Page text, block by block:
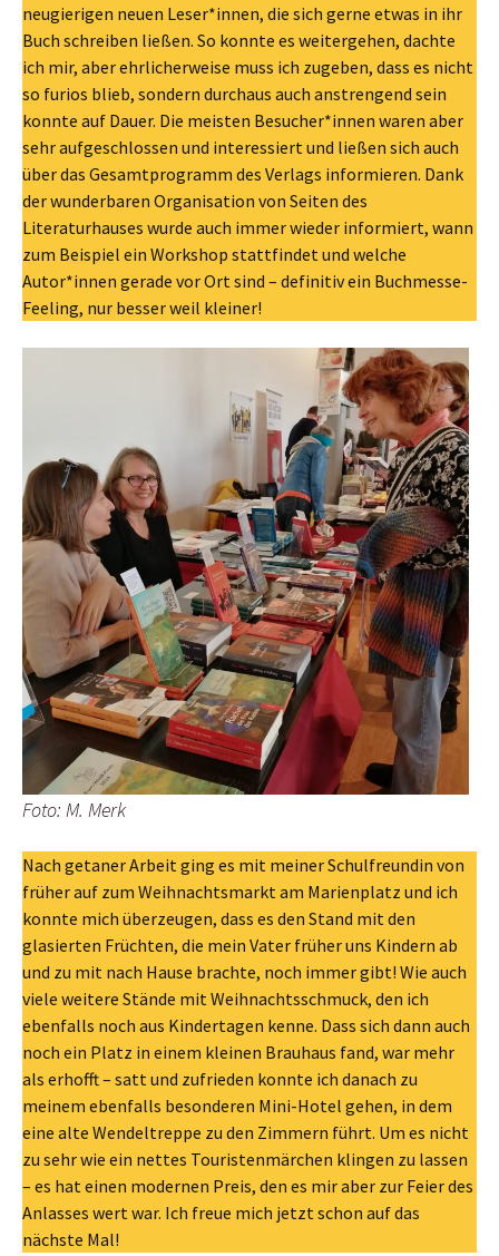
neugierigen neuen Leser*innen, die sich gerne etwas in ihr
Buch schreiben ließen. So konnte es weitergehen, dachte
ich mir, aber ehrlicherweise muss ich zugeben, dass es nicht
so furios blieb, sondern durchaus auch anstrengend sein
konnte auf Dauer. Die meisten Besucher*innen waren aber
sehr aufgeschlossen und interessiert und ließen sich auch
über das Gesamtprogramm des Verlags informieren. Dank
der wunderbaren Organisation von Seiten des
Literaturhauses wurde auch immer wieder informiert, wann
zum Beispiel ein Workshop stattfindet und welche
Autor*innen gerade vor Ort sind – definitiv ein Buchmesse-
Feeling, nur besser weil kleiner!
Foto: M. Merk
Nach getaner Arbeit ging es mit meiner Schulfreundin von
früher auf zum Weihnachtsmarkt am Marienplatz und ich
konnte mich überzeugen, dass es den Stand mit den
glasierten Früchten, die mein Vater früher uns Kindern ab
und zu mit nach Hause brachte, noch immer gibt! Wie auch
viele weitere Stände mit Weihnachtsschmuck, den ich
ebenfalls noch aus Kindertagen kenne. Dass sich dann auch
noch ein Platz in einem kleinen Brauhaus fand, war mehr
als erhofft – satt und zufrieden konnte ich danach zu
meinem ebenfalls besonderen Mini-Hotel gehen, in dem
eine alte Wendeltreppe zu den Zimmern führt. Um es nicht
zu sehr wie ein nettes Touristenmärchen klingen zu lassen
– es hat einen modernen Preis, den es mir aber zur Feier des
Anlasses wert war. Ich freue mich jetzt schon auf das
nächste Mal!